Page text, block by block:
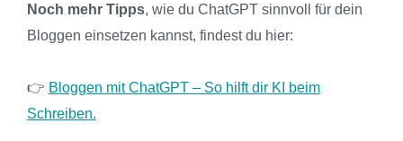
Noch mehr Tipps, wie du ChatGPT sinnvoll für dein
Bloggen einsetzen kannst, findest du hier:
👉 Bloggen mit ChatGPT – So hilft dir KI beim
Schreiben.